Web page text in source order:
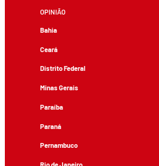
OPINIÃO
Bahia
Ceará
Distrito Federal
Minas Gerais
Paraíba
Paraná
Pernambuco